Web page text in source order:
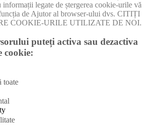
legate de ștergerea cookie-urile vă
de Ajutor al browser-ului dvs. CITIȚI
COOKIE-URILE UTILIZATE DE NOI.
puteți activa sau dezactiva
cookie:
toate